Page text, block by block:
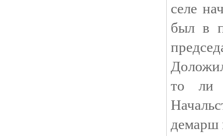
селе
был в
то ли
демарш